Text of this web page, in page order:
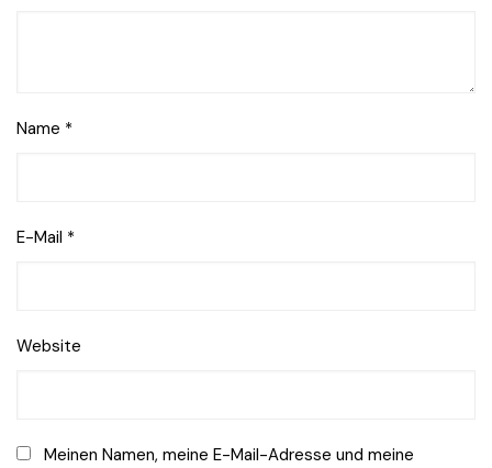
Name *
E-Mail *
Website
Meinen Namen, meine E-Mail-Adresse und meine